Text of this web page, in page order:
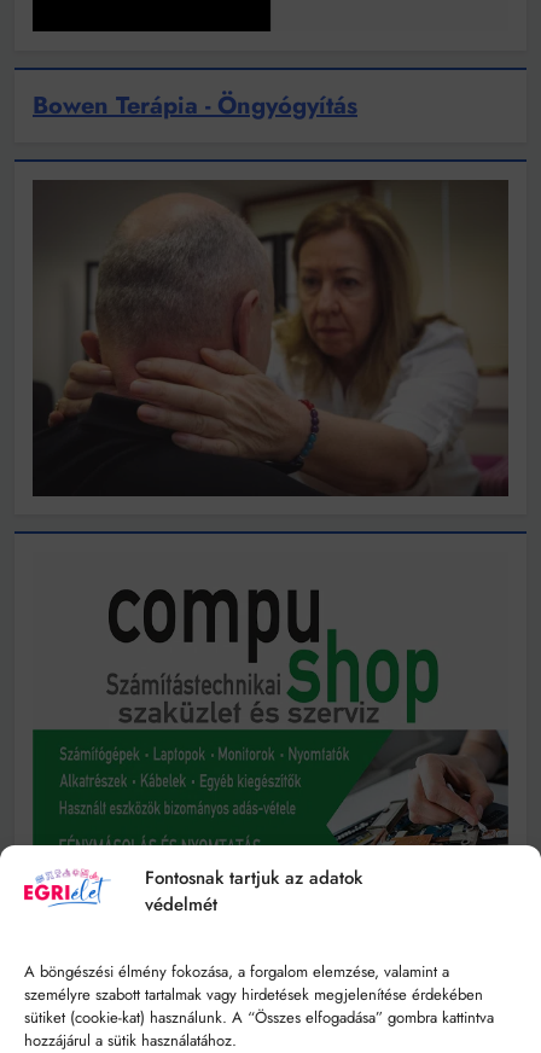
Fontosnak tartjuk az adatok
védelmét
A böngészési élmény fokozása, a forgalom elemzése, valamint a
személyre szabott tartalmak vagy hirdetések megjelenítése érdekében
sütiket (cookie-kat) használunk. A “Összes elfogadása” gombra kattintva
hozzájárul a sütik használatához.
Bowen Terápia - Öngyógyítás